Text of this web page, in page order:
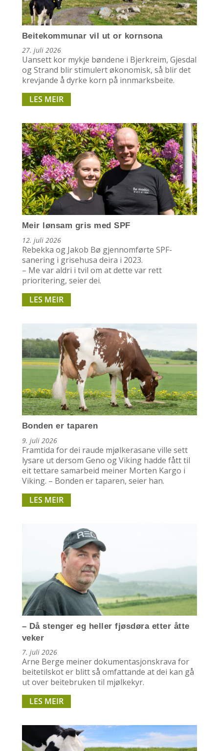
Beitekommunar vil ut or kornsona
27. juli 2026
Uansett kor mykje bøndene i Bjerkreim, Gjesdal
og Strand blir stimulert økonomisk, så blir det
krevjande å dyrke korn på innmarksbeite.
LES MEIR
Meir lønsam gris med SPF
12. juli 2026
Rebekka og Jakob Bø gjennomførte SPF-
sanering i grisehusa deira i 2023.
– Me var aldri i tvil om at dette var rett
prioritering, seier dei.
LES MEIR
Bonden er taparen
9. juli 2026
Framtida for dei raude mjølkerasane ville sett
lysare ut dersom Geno og Viking hadde fått til
eit tettare samarbeid meiner Morten Kargo i
Viking. – Bonden er taparen, seier han.
LES MEIR
– Då stenger eg heller fjøsdøra etter åtte
veker
7. juli 2026
Arne Berge meiner dokumentasjonskrava for
beitetilskot er blitt så omfattande at dei kan gå
ut over beitebruken til mjølkekyr.
LES MEIR